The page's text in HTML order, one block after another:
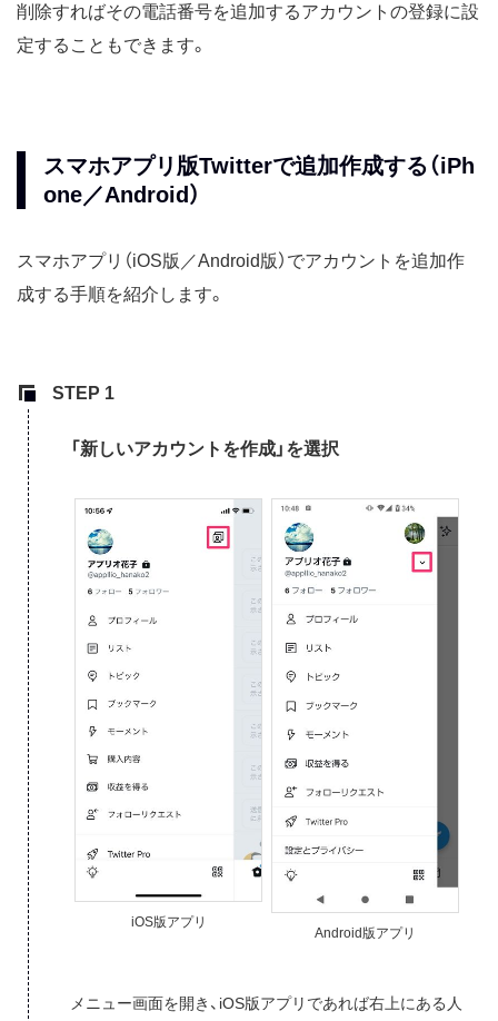
削除すればその電話番号を追加するアカウントの登録に設
定することもできます。
スマホアプリ版Twitterで追加作成する（iPh
one／Android）
スマホアプリ（iOS版／Android版）でアカウントを追加作
成する手順を紹介します。
「新しいアカウントを作成」を選択
iOS版アプリ
Android版アプリ
メニュー画面を開き、iOS版アプリであれば右上にある人